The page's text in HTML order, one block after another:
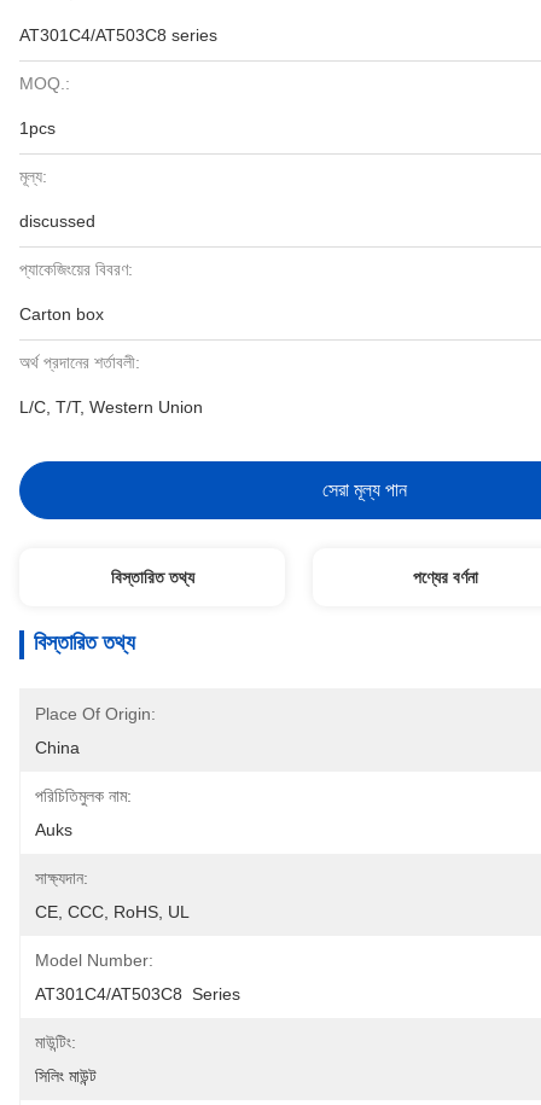
AT301C4/AT503C8 series
MOQ.:
1pcs
মূল্য:
discussed
প্যাকেজিংয়ের বিবরণ:
Carton box
অর্থ প্রদানের শর্তাবলী:
L/C, T/T, Western Union
সেরা মূল্য পান
বিস্তারিত তথ্য পণ্যের বর্ণনা
বিস্তারিত তথ্য
Place Of Origin:
China
পরিচিতিমুলক নাম:
Auks
সাক্ষ্যদান:
CE, CCC, RoHS, UL
Model Number:
AT301C4/AT503C8  Series
মাউন্টিং:
সিলিং মাউন্ট